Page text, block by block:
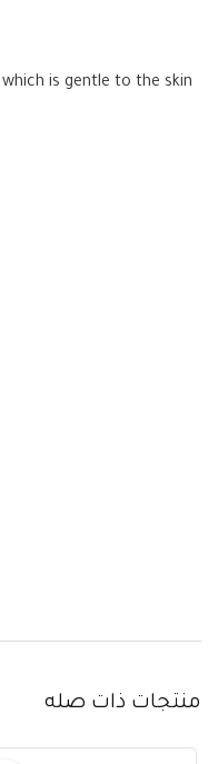
is gentle to the skin
منتجات ذات صله